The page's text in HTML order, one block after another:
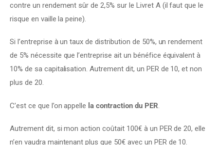
contre un rendement sûr de 2,5% sur le Livret A (il faut que le
risque en vaille la peine).
Si l’entreprise à un taux de distribution de 50%, un rendement
de 5% nécessite que l’entreprise ait un bénéfice équivalent à
10% de sa capitalisation. Autrement dit, un PER de 10, et non
plus de 20.
C’est ce que l’on appelle la contraction du PER.
Autrement dit, si mon action coûtait 100€ à un PER de 20, elle
n’en vaudra maintenant plus que 50€ avec un PER de 10.